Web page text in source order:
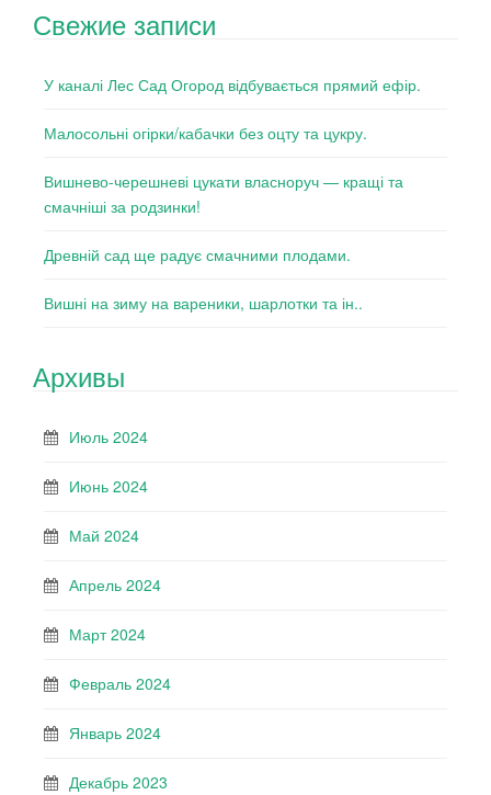
Свежие записи
У каналі Лес Сад Огород відбувається прямий ефір.
Малосольні огірки/кабачки без оцту та цукру.
Вишнево-черешневі цукати власноруч — кращі та
смачніші за родзинки!
Древній сад ще радує смачними плодами.
Вишні на зиму на вареники, шарлотки та ін..
Архивы
Июль 2024
Июнь 2024
Май 2024
Апрель 2024
Март 2024
Февраль 2024
Январь 2024
Декабрь 2023